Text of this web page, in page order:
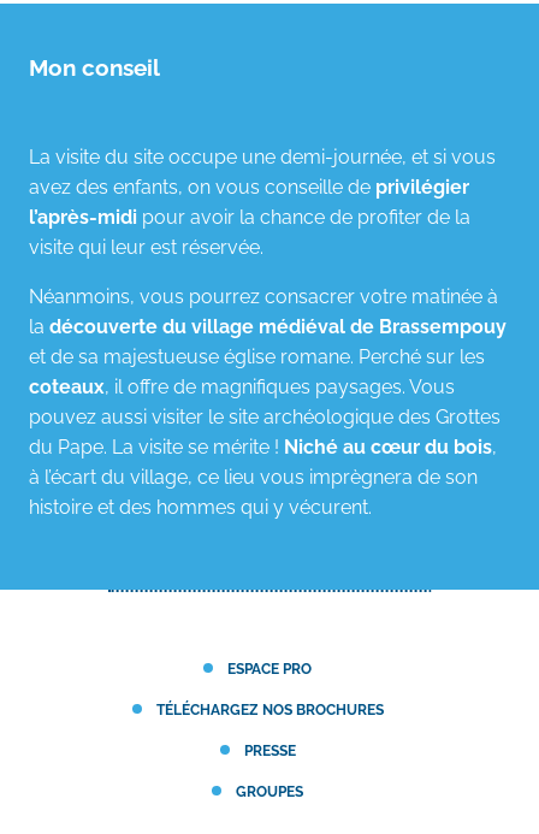
Mon conseil
La visite du site occupe une demi-journée, et si vous
avez des enfants, on vous conseille de privilégier
l’après-midi pour avoir la chance de profiter de la
visite qui leur est réservée.
Néanmoins, vous pourrez consacrer votre matinée à
la découverte du village médiéval de Brassempouy
et de sa majestueuse église romane. Perché sur les
coteaux, il offre de magnifiques paysages. Vous
pouvez aussi visiter le site archéologique des Grottes
du Pape. La visite se mérite ! Niché au cœur du bois,
à l’écart du village, ce lieu vous imprègnera de son
histoire et des hommes qui y vécurent.
ESPACE PRO
TÉLÉCHARGEZ NOS BROCHURES
PRESSE
GROUPES